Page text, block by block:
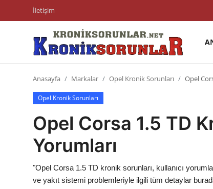
İletişim
Trafik & Cezalar
Sigorta & Kasko
Vergi & ÖTV & MTV
Anasayfa Markalar Opel Kronik Sorunları Opel
Opel Kronik Sorunları
Opel Corsa 1.5 TD
Yorumları
"Opel Corsa 1.5 TD kronik sorunları, kullanıcı
ve yakıt sistemi problemleriyle ilgili tüm detaylar